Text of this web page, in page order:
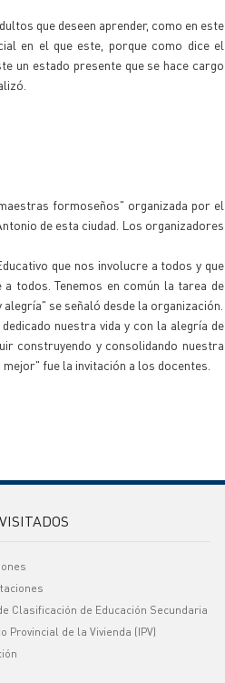
que deseen aprender, como en este
en el que este, porque como dice el
un estado presente que se hace cargo
formoseños" organizada por el
de esta ciudad. Los organizadores
que nos involucre a todos y que
todos. Tenemos en común la tarea de
se señaló desde la organización.
nuestra vida y con la alegría de
construyendo y consolidando nuestra
fue la invitación a los docentes.
Clasificación de Educación Secundaria
Provincial de la Vivienda (IPV)